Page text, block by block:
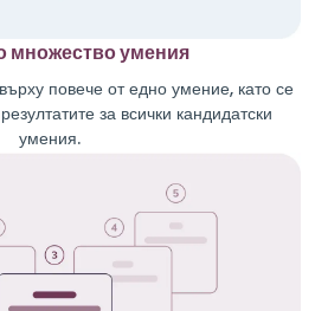
множество умения
повече от едно умение, като се
за всички кандидатски
умения.